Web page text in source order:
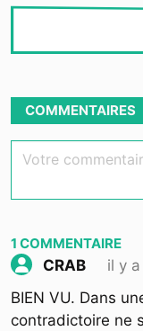
COMMENTAIRES
Votre
1 COMMENTAIRE
CRAB
il y
BIEN VU. Dans
contradictoire ne